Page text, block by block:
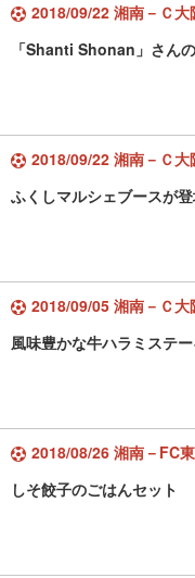
2018/09/22 湘南－Ｃ大
「Shanti Shonan」さん
2018/09/22 湘南－Ｃ大
ふくしマルシェブースが
2018/09/05 湘南－Ｃ大
風味豊かな牛ハラミステー
2018/08/26 湘南－FC
しそ餃子のごはんセット